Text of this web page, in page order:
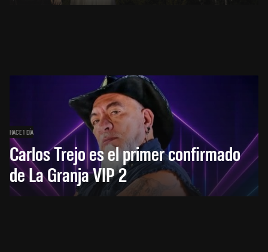
HACE 1 DÍA
Carlos Trejo es el primer confirmado
de La Granja VIP 2